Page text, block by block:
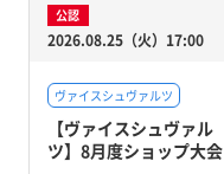
公認
2026.08.25（火）17:00
ヴァイスシュヴァルツ
【ヴァイスシュヴァル
ツ】8月度ショップ大会